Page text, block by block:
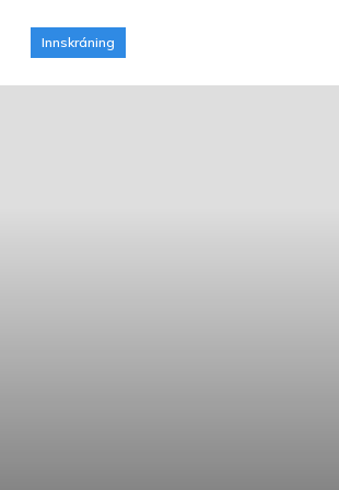
Innskráning